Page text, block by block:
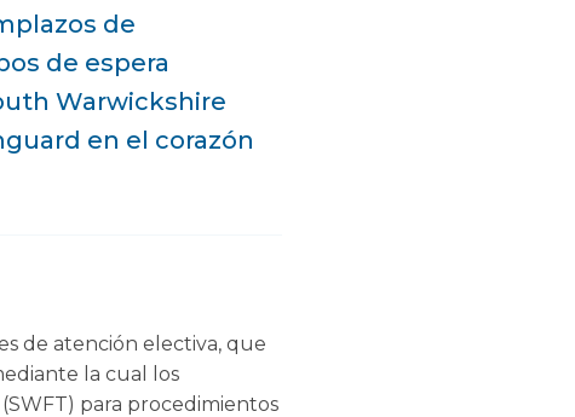
de
de espera
Warwickshire
en el corazón
de atención electiva, que
la cual los
para procedimientos